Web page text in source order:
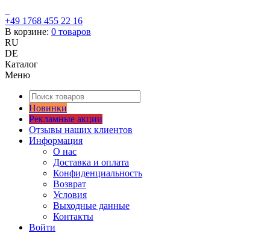
+49 1768 455 22 16
В корзине: 0 товаров
RU
DE
Каталог
Меню
Новинки
Рекламные акции
Отзывы наших клиентов
Информация
О нас
Доставка и оплата
Конфиденциальность
Возврат
Условия
Выходные данные
Контакты
Войти